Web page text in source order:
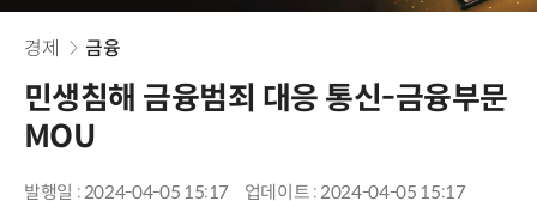
경제 금융
민생침해 금융범죄 대응 통신-금융부문
MOU
발행일 : 2024-04-05 15:17 업데이트 : 2024-04-05 15:17